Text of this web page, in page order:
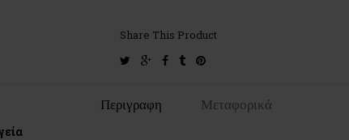
Share This Product
twittergoogle-facebook
tumblrpinterest
Περιγραφη
Μεταφορικά